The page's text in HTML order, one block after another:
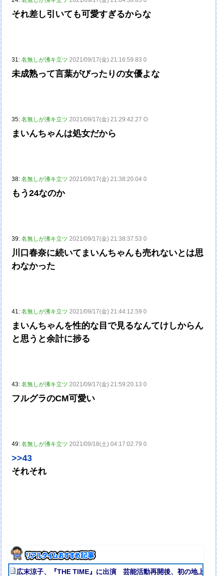
それ差し引いても可愛すぎるからな
31:名無しが沸キ立ツ 2021/09/17(金) 21:16:59.83 0
未成熟って言葉がぴったりの女優よな
35:名無しが沸キ立ツ 2021/09/17(金) 21:29:42.27 O
まいんちゃんは処女だから
38:名無しが沸キ立ツ 2021/09/17(金) 21:38:20.04 0
もう24なのか
39:名無しが沸キ立ツ 2021/09/17(金) 21:38:37.53 0
川口春奈に続いてまいんちゃんも売れないとは思
わなかった
41:名無しが沸キ立ツ 2021/09/17(金) 21:44:12.59 0
まいんちゃんを性的な目で見るなんてけしからん
と思うと余計に捗る
43:名無しが沸キ立ツ 2021/09/17(金) 21:59:20.13 0
フルグラのCM可愛い
49:名無しが沸キ立ツ 2021/09/18(土) 04:17:02.79 0
>>43
それそれ
広末涼子、『THE TIME』に出演 芸能活動再開後、初の地上波